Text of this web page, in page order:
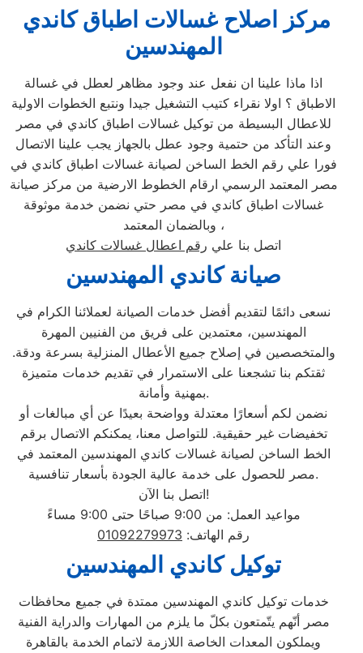
المهندسين
اذا ماذا علينا ان نفعل عند وجود مظاهر لعطل في غسالة
الاطباق ؟ اولا نقراء كتيب التشغيل جيدا ونتبع الخطوات الاولية
للاعطال البسيطة من توكيل غسالات اطباق كاندي في مصر
وعند التأكد من حتمية وجود عطل بالجهاز يجب علينا الاتصال
فورا علي رقم الخط الساخن لصيانة غسالات اطباق كاندي في
مصر المعتمد الرسمي ارقام الخطوط الارضية من مركز صيانة
غسالات اطباق كاندي في مصر حتي نضمن خدمة موثوقة
وبالضمان المعتمد ،
اتصل بنا علي رقم اعطال غسالات كاندي
صيانة كاندي المهندسين
نسعى دائمًا لتقديم أفضل خدمات الصيانة لعملائنا الكرام في
المهندسين، معتمدين على فريق من الفنيين المهرة
والمتخصصين في إصلاح جميع الأعطال المنزلية بسرعة ودقة.
ثقتكم بنا تشجعنا على الاستمرار في تقديم خدمات متميزة
بمهنية وأمانة.
نضمن لكم أسعارًا معتدلة وواضحة بعيدًا عن أي مبالغات أو
تخفيضات غير حقيقية. للتواصل معنا، يمكنكم الاتصال برقم
الخط الساخن لصيانة غسالات كاندي المهندسين المعتمد في
مصر للحصول على خدمة عالية الجودة بأسعار تنافسية.
اتصل بنا الآن!
مواعيد العمل: من 9:00 صباحًا حتى 9:00 مساءً
رقم الهاتف: 01092279973
توكيل كاندي المهندسين
خدمات توكيل كاندي المهندسين ممتدة في جميع محافظات
مصر أنّهم يتّمتعون بكلّ ما يلزم من المهارات والدراية الفنية
ويملكون المعدات الخاصة اللازمة لاتمام الخدمة بالقاهرة